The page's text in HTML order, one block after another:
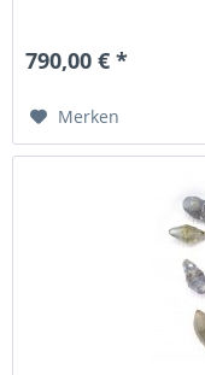
790,00 € *
Merken